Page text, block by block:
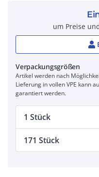
um Preise
Verpackungsgrößen
Artikel werden nach
Lieferung in vollen VPE kann
garantiert werden.
1 Stück
171 Stück